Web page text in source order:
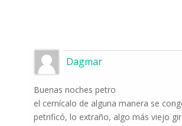
Dagmar
Buenas noches petro
el cernícalo de alguna manera se
petrificó, lo extraño, algo más viejo